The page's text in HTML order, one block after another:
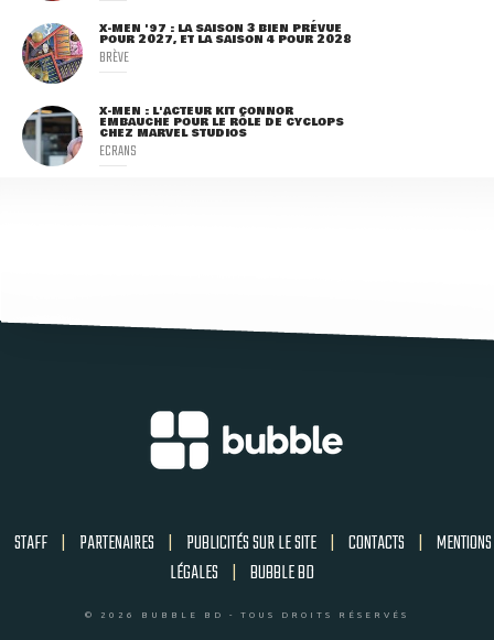
X-MEN '97 : LA SAISON 3 BIEN PRÉVUE
POUR 2027, ET LA SAISON 4 POUR 2028
BRÈVE
X-MEN : L'ACTEUR KIT CONNOR
EMBAUCHÉ POUR LE RÔLE DE CYCLOPS
CHEZ MARVEL STUDIOS
ECRANS
STAFF | PARTENAIRES | PUBLICITÉS SUR LE SITE | CONTACTS | MENTIONS
LÉGALES | BUBBLE BD
© 2026 BUBBLE BD - TOUS DROITS RÉSERVÉS